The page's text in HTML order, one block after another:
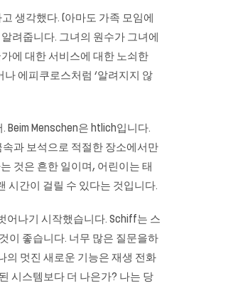
생각했다. (아마도 가족 모임에
려줍니다. 그녀의 원수가 그녀에
에 대한 서비스에 대한 노쇠한
에피쿠로스처럼 ‘알려지지 않
Beim Menschen은 htlich입니다.
과 보석으로 적절한 장소에서만
것은 흔한 일이며, 어린이는 태
시간이 걸릴 수 있다는 것입니다.
어나기 시작했습니다. Schiff는 스
이 좋습니다. 너무 많은 질문을하
의 멋진 새로운 기능은 재생 전화
시스템보다 더 나은가? 나는 당